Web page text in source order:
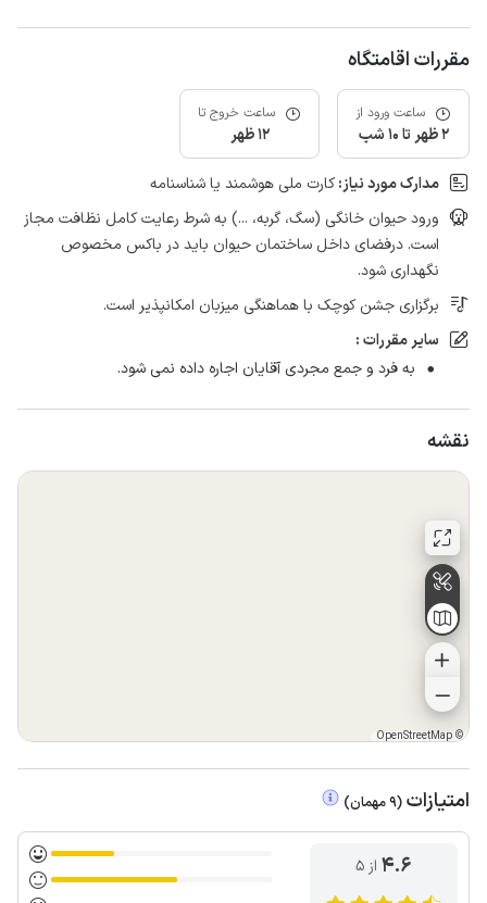
مقررات اقامتگاه
ساعت ورود از
2 ظهر تا 10 شب
ساعت خروج تا
12 ظهر
مدارک مورد نیاز:کارت ملی هوشمند یا شناسنامه
ورود حیوان خانگی (سگ، گربه، ...) به شرط رعایت کامل نظافت مجاز
است. درفضای داخل ساختمان حیوان باید در باکس مخصوص
نگهداری شود.
برگزاری جشن کوچک با هماهنگی میزبان امکانپذیر است.
سایر مقررات :
به فرد و جمع مجردی آقایان اجاره داده نمی شود.
نقشه
©
OpenStreetMap
امتیازات (
9مهمان)
4.6 از ۵